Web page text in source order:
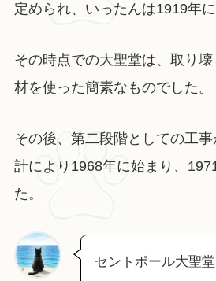
定められ、いったんは1919年に
その時点での大聖堂は、取り
材を使った簡素なものでした。
その後、第二段階としての工
計により1968年に始まり、
た。
セントポール大聖